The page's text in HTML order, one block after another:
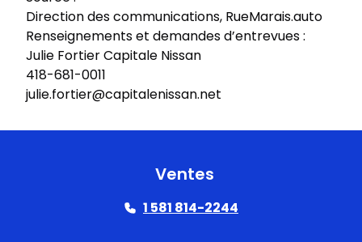
Direction des communications, RueMarais.auto
Renseignements et demandes d’entrevues :
Julie Fortier Capitale Nissan
418-681-0011
julie.fortier@capitalenissan.net
Ventes
1 581 814-2244